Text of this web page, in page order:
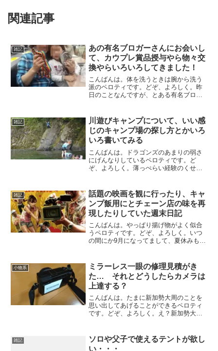
関連記事
雑記
あの有名ブロガーさんにお会いし
て、カウプレ賞品授与やら物々交
換やらいろいろしてきました！
こんばんは。体を洗うときは腕から洗う
派のペロティです。どぞ、よろしく。昨
日のことなんですが、とある有名ブロガ
て、連絡いただいたときはそれに参加中
でしたが、終わってからすぐに...
雑記
川遊びキャンプについて、いい感
じのキャンプ場の探し方とかいろ
いろ書いてみる
こんばんは。ドラゴンズのあまりの弱さ
にげんなりしているペロティです。ど
ぞ、よろしく。薄っぺらい経験のくせに
なのを書いたりしました。で、楽しみ方
の筆頭に挙げたのが、川遊び...
雑記
話題の映画を観に行ったり、キャ
ンプ飯用にとチェーン店の味を再
現したりしていた週末日記
こんばんは。やっぱり揚げ物がよく似合
うペロティです。どぞ、よろしく。いつ
の間にか9月になってまして、夏休みも終
がイマイチだったのでやめました。代わ
りに、昨日は1日で映画...
小物系
ミラーレス一眼の修理見積がき
た… それとどうしたらカメラは
上達する？
こんばんは。たまに新加勢大周のことを
思い出してあげることができるペロティ
です。どぞ、よろしく。え？新加勢大周
知らない？ふーん、ま、いいや。LUMIX
GX7MK2の修理...
雑記
ソロや父子で使えるテントが欲し
い・・・